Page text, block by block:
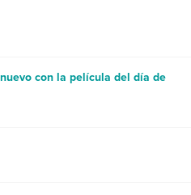
con la película del día de